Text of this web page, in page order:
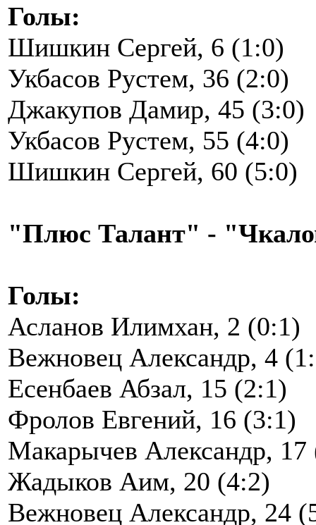
Голы:
Шишкин Сергей, 6 (1:0)
Укбасов Рустем, 36 (2:0)
Джакупов Дамир, 45 (3:0)
Укбасов Рустем, 55 (4:0)
Шишкин Сергей, 60 (5:0)
"Плюс Талант" -
Голы:
Асланов Илимхан, 2 (0:1)
Вежновец Александр, 4
Есенбаев Абзал, 15 (2:1)
Фролов Евгений, 16 (3:1)
Макарычев Александр, 17
Жадыков Аим, 20 (4:2)
Вежновец Александр, 24